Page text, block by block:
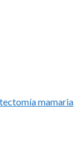
mamaria